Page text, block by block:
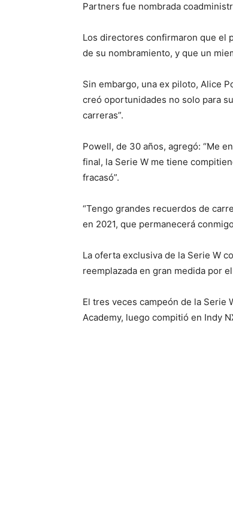
Partners fue nombrada
Los directores confirmaron que el
de su nombramiento, y que un
Sin embargo, una ex piloto, Alice
creó oportunidades no solo para
carreras”.
Powell, de 30 años, agregó: “Me
final, la Serie W me tiene
fracasó”.
“Tengo grandes recuerdos de
en 2021, que permanecerá
La oferta exclusiva de la Serie W
reemplazada en gran medida por
El tres veces campeón de la Serie
Academy, luego compitió en Indy